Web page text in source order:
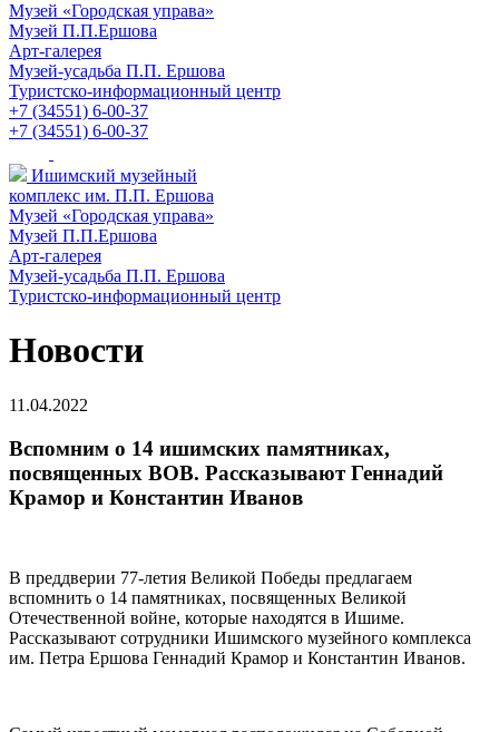
Музей «Городская управа»
Музей П.П.Ершова
Арт-галерея
Музей-усадьба П.П. Ершова
Туристско-информационный центр
+7 (34551) 6-00-37
+7 (34551) 6-00-37
Ишимский музейный
комплекс им. П.П. Ершова
Музей «Городская управа»
Музей П.П.Ершова
Арт-галерея
Музей-усадьба П.П. Ершова
Туристско-информационный центр
Новости
11.04.2022
Вспомним о 14 ишимских памятниках,
посвященных ВОВ. Рассказывают Геннадий
Крамор и Константин Иванов
В преддверии 77-летия Великой Победы предлагаем
вспомнить о 14 памятниках, посвященных Великой
Отечественной войне, которые находятся в Ишиме.
Рассказывают сотрудники Ишимского музейного комплекса
им. Петра Ершова Геннадий Крамор и Константин Иванов.